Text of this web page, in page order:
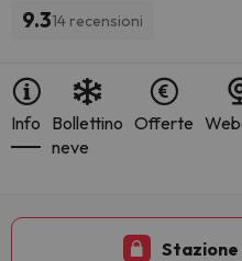
9.314 recensioni
Info Bollettino
neve
Offerte
Stazione